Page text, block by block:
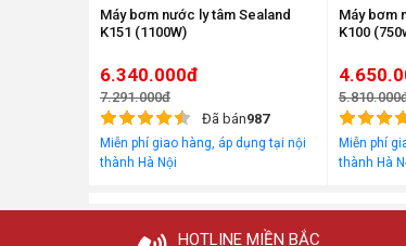
Máy bơm nước ly tâm Sealand
K151 (1100W)
6.340.000đ
7.291.000đ
Đã bán987
Miễn phí giao hàng, áp dụng tại nội
thành Hà Nội
Máy bơm
K100
Miễn phí
thành Hà
HOTLINE MIỀN BẮC